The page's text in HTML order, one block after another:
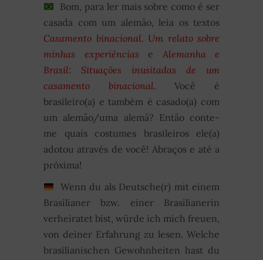
Bom, para ler mais sobre como é ser
casada com um alemão, leia os textos
Casamento binacional. Um relato sobre
minhas experiências e Alemanha e
Brasil: Situações inusitadas de um
casamento binacional.Você é
brasileiro(a) e também é casado(a) com
um alemão/uma alemã? Então conte-
me quais costumes brasileiros ele(a)
adotou através de você! Abraços e até a
próxima!
Wenn du als Deutsche(r) mit einem
Brasilianer bzw. einer Brasilianerin
verheiratet bist, würde ich mich freuen,
von deiner Erfahrung zu lesen. Welche
brasilianischen Gewohnheiten hast du